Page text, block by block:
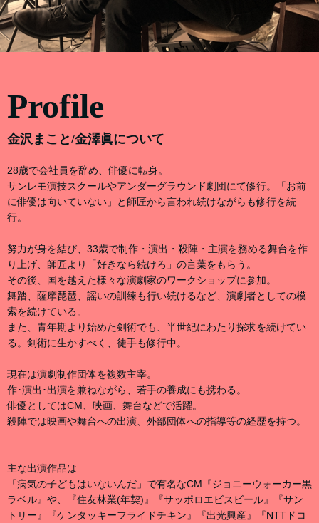
Profile
金沢まこと/金澤眞について
28歳で会社員を辞め、俳優に転身。
サンレモ演技スクールやアンダーグラウンド劇団にて修行。「お前
に俳優は向いていない」と師匠から言われ続けながらも修行を続
行。
努力が身を結び、33歳で制作・演出・殺陣・主演を務める舞台を作
り上げ、師匠より「好きなら続けろ」の言葉をもらう。
その後、国を越えた様々な演劇家のワークショップに参加。
舞踏、薩摩琵琶、謡いの訓練も行い続けるなど、演劇者としての模
索を続けている。
また、青年期より始めた剣術でも、半世紀にわたり探求を続けてい
る。剣術に生かすべく、徒手も修行中。
現在は演劇制作団体を複数主宰。
作･演出･出演を兼ねながら、若手の養成にも携わる。
俳優としてはCM、映画、舞台などで活躍。
殺陣では映画や舞台への出演、外部団体への指導等の経歴を持つ。
主な出演作品は
「病気の子どもはいないんだ」で有名なCM『ジョニーウォーカー黒
ラベル』や、『住友林業(年契)』『サッポロエビスビール』『サン
トリー』『ケンタッキーフライドチキン』『出光興産』『NTTドコ